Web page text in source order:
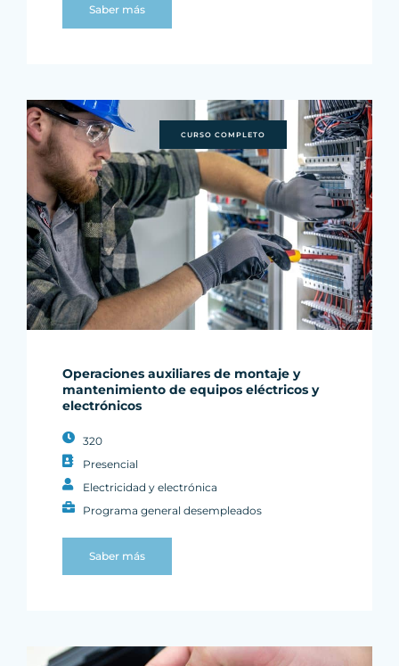
Saber más
CURSO COMPLETO
Operaciones auxiliares de montaje y
mantenimiento de equipos eléctricos y
electrónicos
320
Presencial
Electricidad y electrónica
Programa general desempleados
Saber más